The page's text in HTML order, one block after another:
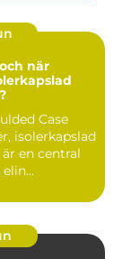
när
Case
isolerkapslad
en central